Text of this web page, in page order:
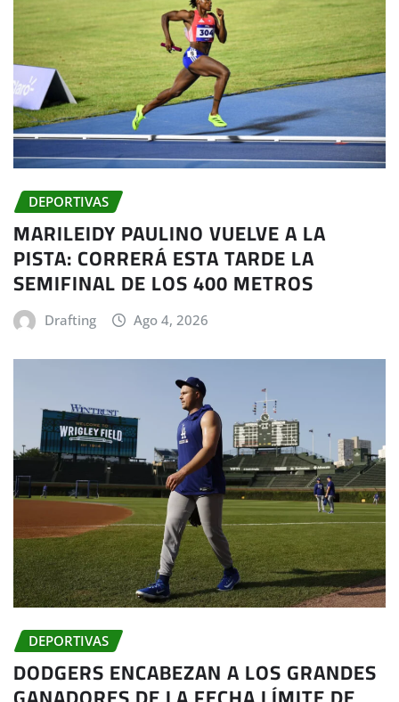
DEPORTIVAS
MARILEIDY PAULINO VUELVE A LA
PISTA: CORRERÁ ESTA TARDE LA
SEMIFINAL DE LOS 400 METROS
Drafting Ago 4, 2026
DEPORTIVAS
DODGERS ENCABEZAN A LOS GRANDES